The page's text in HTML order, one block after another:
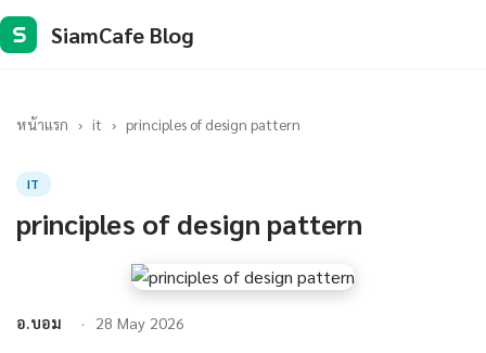
S SiamCafe Blog
หน้าแรก › it › principles of design pattern
IT
principles of design pattern
อ.บอม 28 May 2026